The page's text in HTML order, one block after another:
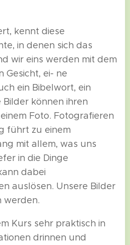
kennt diese
in denen sich das
wir eins werden mit dem
Gesicht, ei- ne
ein Bibelwort, ein
können ihren
Foto. Fotografieren
führt zu einem
mit allem, was uns
in die Dinge
dabei
auslösen. Unsere Bilder
werden.
Kurs sehr praktisch in
drinnen und